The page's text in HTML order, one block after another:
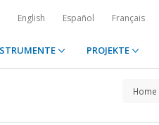
English Español Français
PROJEKTE
Home